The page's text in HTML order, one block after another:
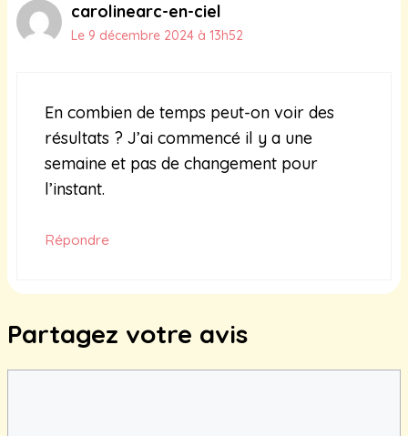
carolinearc-en-ciel
Le 9 décembre 2024 à 13h52
En combien de temps peut-on voir des
résultats ? J’ai commencé il y a une
semaine et pas de changement pour
l’instant.
Répondre
Partagez votre avis